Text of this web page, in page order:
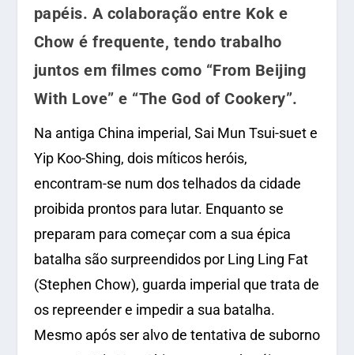
papéis. A colaboração entre Kok e
Chow é frequente, tendo trabalho
juntos em filmes como “From Beijing
With Love” e “The God of Cookery”.
Na antiga China imperial, Sai Mun Tsui-suet e
Yip Koo-Shing, dois míticos heróis,
encontram-se num dos telhados da cidade
proibida prontos para lutar. Enquanto se
preparam para começar com a sua épica
batalha são surpreendidos por Ling Ling Fat
(Stephen Chow), guarda imperial que trata de
os repreender e impedir a sua batalha.
Mesmo após ser alvo de tentativa de suborno